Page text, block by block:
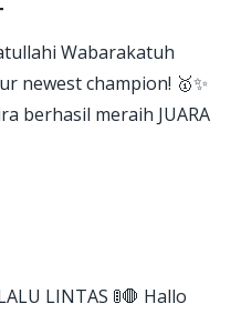
Wabarakatuh
newest champion! 🥇✨
berhasil meraih JUARA
LINTAS 🚦🛑 Hallo